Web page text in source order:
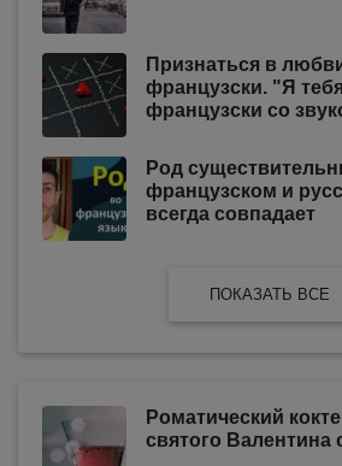
Признаться в
французски. "Я
французски со
Род
французском и
всегда совпадает
ПОКАЗАТЬ ВСЕ
Роматический
святого Валентина